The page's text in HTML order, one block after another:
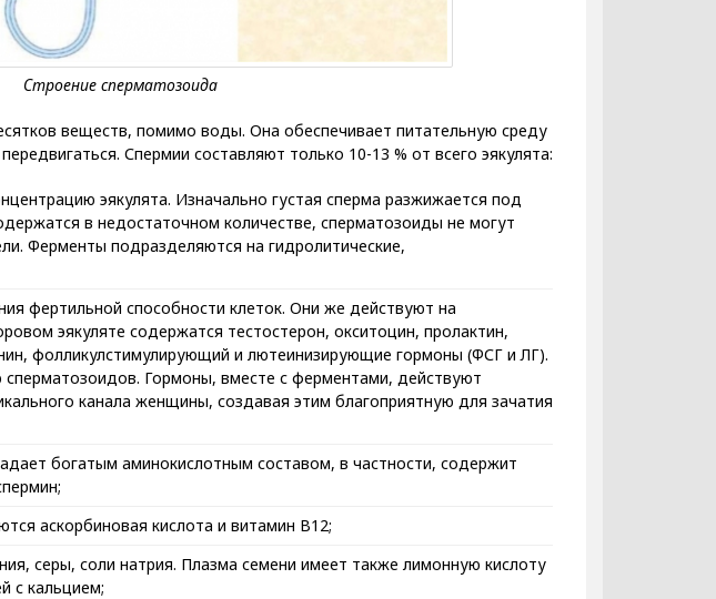
веществ, помимо воды. Она обеспечивает питательную среду
Спермии составляют только 10-13 % от всего эякулята:
эякулята. Изначально густая сперма разжижается под
в недостаточном количестве, сперматозоиды не могут
Ферменты подразделяются на гидролитические,
фертильной способности клеток. Они же действуют на
эякуляте содержатся тестостерон, окситоцин, пролактин,
фолликулстимулирующий и лютеинизирующие гормоны (ФСГ и ЛГ).
Гормоны, вместе с ферментами, действуют
канала женщины, создавая этим благоприятную для зачатия
богатым аминокислотным составом, в частности, содержит
аскорбиновая кислота и витамин В12;
серы, соли натрия. Плазма семени имеет также лимонную кислоту
с кальцием;